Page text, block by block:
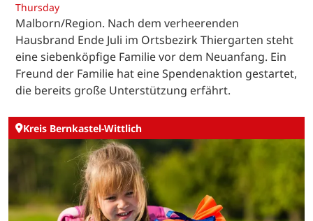
Thursday
Malborn/Region. Nach dem verheerenden
Hausbrand Ende Juli im Ortsbezirk Thiergarten steht
eine siebenköpfige Familie vor dem Neuanfang. Ein
Freund der Familie hat eine Spendenaktion gestartet,
die bereits große Unterstützung erfährt.
Kreis Bernkastel-Wittlich